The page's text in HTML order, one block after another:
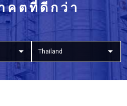
คตที่ดีกว่า
Thailand